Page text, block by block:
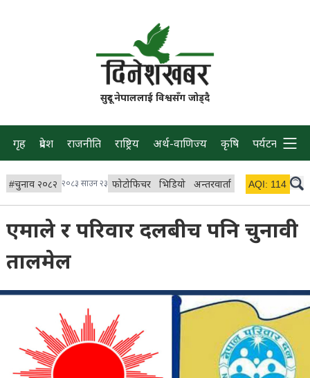
सुदूर नेपाललाई विश्वसँग जोड्दै
गृह प्रदेश राजनीति राष्ट्रिय अर्थ-वाणिज्य कृषि पर्यटन प्रवास
#चुनाव २०८२ २०८३ साउन २३ फोटोफिचर भिडियो अन्तरवार्ता विचार/ब्लग
AQI: 114
एमाले र परिवार दलबीच पनि चुनावी
तालमेल